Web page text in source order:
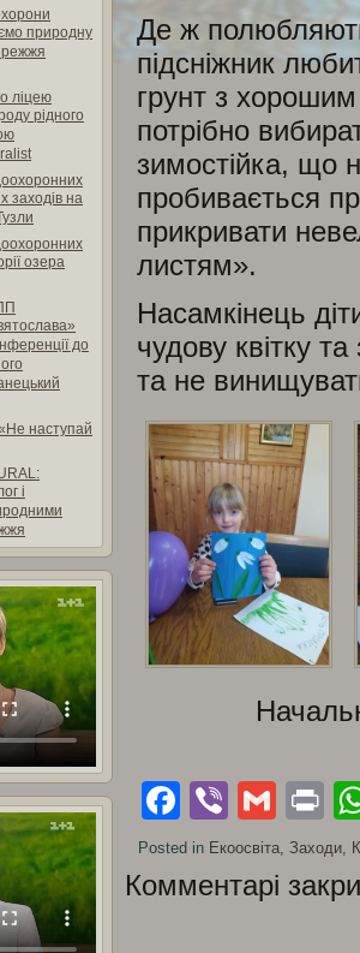
природну
ліцею
рідного
заходів на
озера
до
наступай
і
Де ж полюбляють
підсніжник
грунт з
потрібно
зимостійка, що
пробивається
прикривати
листям».
Насамкінець
чудову квітку
та не
Facebook
Viber
Posted in Екоосвіта, Заходи,
Комментарі